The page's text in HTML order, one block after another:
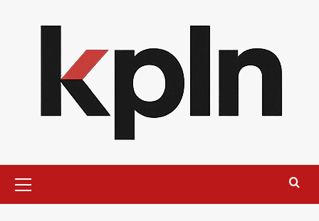
меню